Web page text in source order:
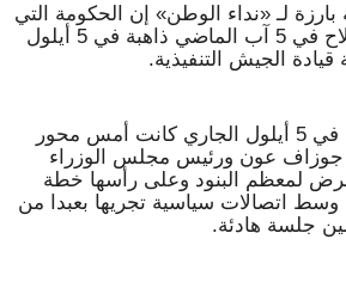
لـ «نداء الوطن» إن الحكومة التي
أقرت خطة حصر السلاح في 5 آب الماضي ذاهبة في 5 أيلول
الجيش التنفيذية.
وكانت جلسة الحكومة في 5 أيلول الجاري كانت أمس محور
جوزاف عون ورئيس مجلس الوزراء
لمعظم البنود وعلى رأسها خطة
اتصالات سياسية تجريها بعبدا من
جلسة هادئة.